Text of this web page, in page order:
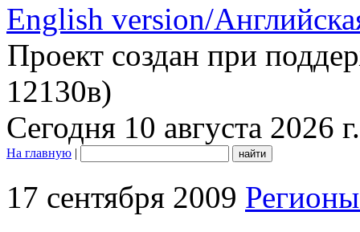
English version/
Проект создан при
12130в)
Сегодня 10 августа 2026 г.
На главную |
17 сентября 2009